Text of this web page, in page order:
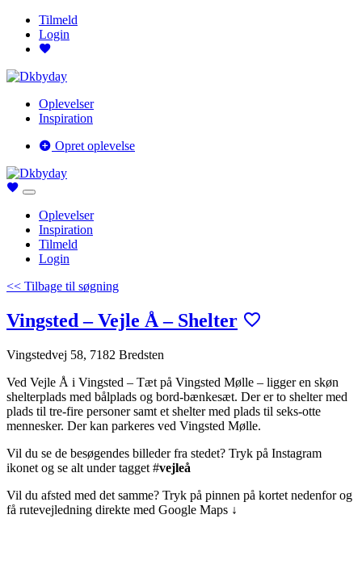
Tilmeld
Login
Oplevelser
Inspiration
Opret oplevelse
Oplevelser
Inspiration
Tilmeld
Login
<< Tilbage til søgning
Vingsted – Vejle Å – Shelter
Vingstedvej 58, 7182 Bredsten
Ved Vejle Å i Vingsted – Tæt på Vingsted Mølle – ligger en skøn
shelterplads med bålplads og bord-bænkesæt. Der er to shelter med
plads til tre-fire personer samt et shelter med plads til seks-otte
mennesker. Der kan parkeres ved Vingsted Mølle.
Vil du se de besøgendes billeder fra stedet? Tryk på Instagram
ikonet og se alt under tagget #vejleå
Vil du afsted med det samme? Tryk på pinnen på kortet nedenfor og
få rutevejledning direkte med Google Maps ↓